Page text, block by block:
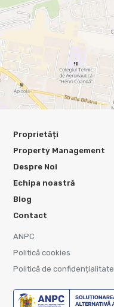
Proprietăți
Property Management
Despre Noi
Echipa noastră
Blog
Contact
ANPC
Politică cookies
Politică de confidențialitate